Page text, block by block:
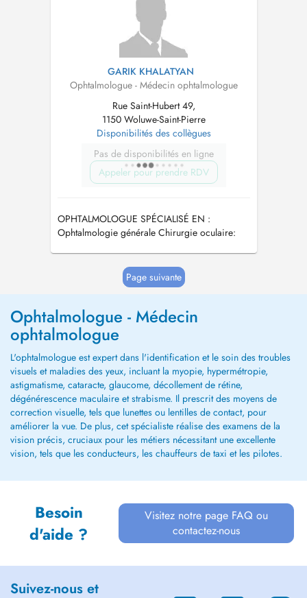
GARIK KHALATYAN
Ophtalmologue - Médecin ophtalmologue
Rue Saint-Hubert 49,
1150 Woluwe-Saint-Pierre
Disponibilités des collègues
Pas de disponibilités en ligne
Appeler pour prendre RDV
OPHTALMOLOGUE SPÉCIALISÉ EN :
Ophtalmologie générale Chirurgie oculaire:
Page suivante
Ophtalmologue - Médecin
ophtalmologue
L'ophtalmologue est expert dans l'identification et le soin des troubles
visuels et maladies des yeux, incluant la myopie, hypermétropie,
astigmatisme, cataracte, glaucome, décollement de rétine,
dégénérescence maculaire et strabisme. Il prescrit des moyens de
correction visuelle, tels que lunettes ou lentilles de contact, pour
améliorer la vue. De plus, cet spécialiste réalise des examens de la
vision précis, cruciaux pour les métiers nécessitant une excellente
vision, tels que les conducteurs, les chauffeurs de taxi et les pilotes.
Besoin
d'aide ?
Visitez notre page FAQ ou
contactez-nous
Suivez-nous et